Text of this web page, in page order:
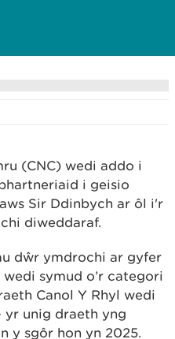
(CNC) wedi addo i
i geisio
Sir Ddinbych ar ôl i'r
diweddaraf.
dŵr ymdrochi ar gyfer
symud o’r categori
Canol Y Rhyl wedi
yr unig draeth yng
y sgôr hon yn 2025.